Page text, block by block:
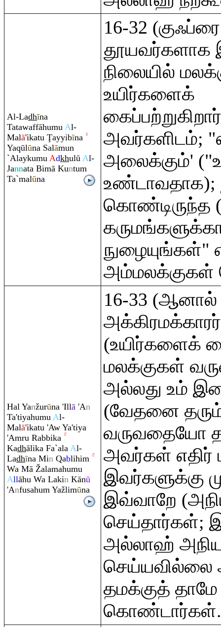
Al-Ladhīna
Tatawaffāhumu Al-
Malā'ikatu Ţayyibīna
Yaqūlūna Salāmun
`Alaykumu Adkhulū Al-
Jannata Bimā Kuntum
Ta`malūna
16-32
தூயவர்களாக
நிலையில்
உயிர்களைக்
அவர்களிடம்;
அலைக்கும்'
உண்டாவதாக);
கொண்டிருந்த
நுழையுங்கள்"
Hal Yanžurūna 'Illā 'An
Ta'tiyahumu Al-
Malā'ikatu 'Aw Ya'tiya
'Amru Rabbika
Kadhālika Fa`ala Al-
Ladhīna Min Qablihim
Wa Mā Žalamahumu
Allāhu Wa Lakin Kānū
'Anfusahum Yažlimūna
16-33 (ஆனால்
(உயிர்களைக்
மலக்குகள்
அல்லது உம்
(வேதனை
வருவதையோ
அவர்கள் எதிர்
இவர்களுக்கு
இவ்வாறே
செய்தார்கள்;
அல்லாஹ்
தமக்குத்
கொண்டார்கள்.